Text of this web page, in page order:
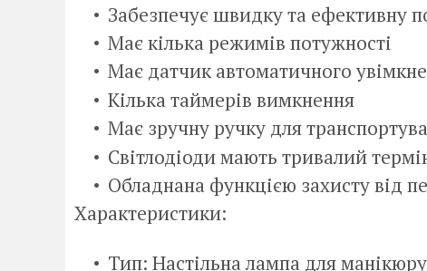
Забезпечує швидку та ефективну
Має кілька режимів потужності
Має датчик автоматичного
Кілька таймерів вимкнення
Має зручну ручку для
Світлодіоди мають тривалий
Обладнана функцією захисту від
Характеристики:
Тип: Настільна лампа для